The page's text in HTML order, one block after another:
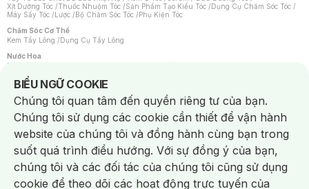
Xịt Dưỡng Tóc /Thuốc Nhuộm Tóc /Sản Phẩm Tạo Kiểu Tóc /Dụng Cụ Chăm Sóc Tóc /
Máy Sấy Tóc /Lược /Bộ Chăm Sóc Tóc /Phụ Kiện Tóc
Chăm Sóc Cơ Thể
Kem Tẩy Lông /Dụng Cụ Tẩy Lông
Nước Hoa
Nước Hoa Nữ
Chăm Sóc Cá Nhân
Chống Muỗi /Khẩu Trang /Máy Massage/Mặt Nạ Xông Hơi /Nước Rửa Tay/
Sản Phẩm Chăm Sóc Khác /Bàn Chải Đánh Răng /Bàn Chải Điện/
Hỗ Trợ Trắng Răng/Kem Đánh Răng /Máy Tăm Nước/ Nước Súc Miệng/
Tăm / Chỉ Nha Khoa/ Xịt Thơm Miệng / Dung Dịch Vệ Sinh/Dưỡng Vùng Kín/
Khăn Ướt Vệ Sinh Vùng Kín/Băng Vệ Sinh/Tampon/Bọt Cạo Râu /Dao Cạo Râu/
Máy Cạo Râu
Vấn Đề Về Da
Da Dầu / Lỗ Chân Lông To/ Da Khô / Mất Nước/ Da Lão Hóa/ Da Mụn/
Da Nhạy Cảm / Kích Ứng
Da Xỉn Màu Thâm / Nám / Tàn Nhang
Quầng Thâm & Bọng Mắt /Sẹo /Viêm Da Cơ Địa
BIỂU NGỮ COOKIE
Notice about cookies usage
Chúng tôi quan tâm đến quyền riêng tư của bạn.
Chúng tôi sử dụng các cookie cần thiết để vận hành
website của chúng tôi và đồng hành cùng bạn trong
suốt quá trình điều hướng. Với sự đồng ý của bạn,
chúng tôi và các đối tác của chúng tôi cũng sử dụng
cookie để theo dõi các hoạt động trực tuyến của